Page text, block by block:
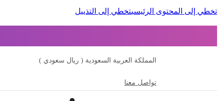
تخطي إلى المحتوى الرئيسيتخطي إلى التذييل
المملكة العربية السعودية ( ريال سعودي )
تواصل معنا